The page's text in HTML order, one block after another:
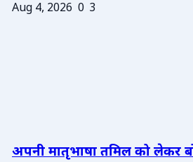
Aug 4, 2026 0 3
अपनी मातृभाषा तमिल को लेकर